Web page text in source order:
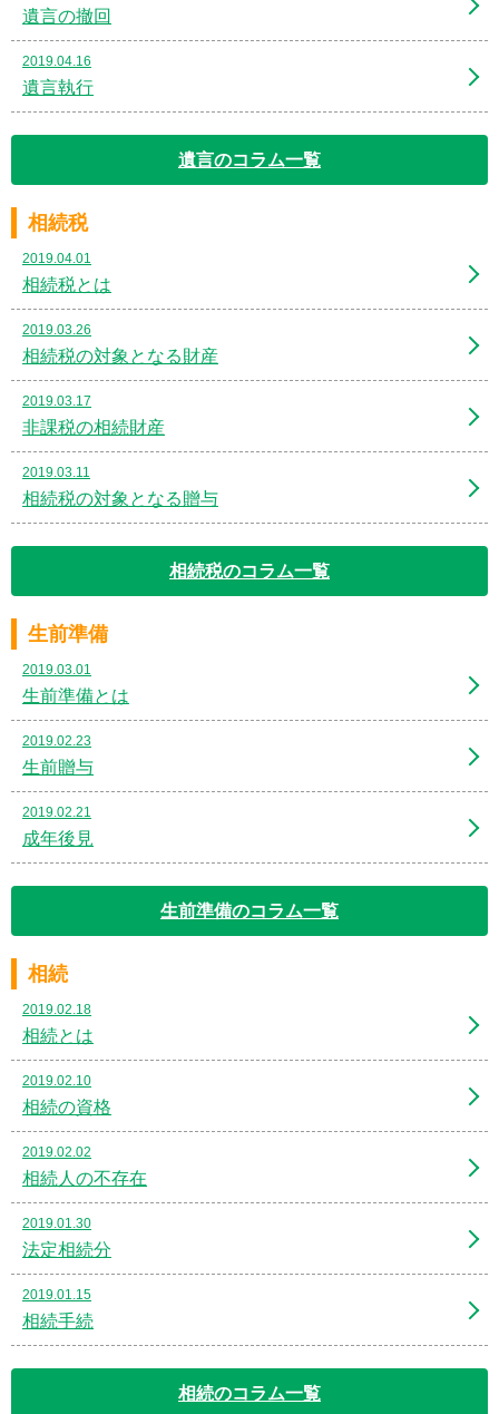
遺言の撤回
2019.04.16
遺言執行
遺言のコラム一覧
相続税
2019.04.01
相続税とは
2019.03.26
相続税の対象となる財産
2019.03.17
非課税の相続財産
2019.03.11
相続税の対象となる贈与
相続税のコラム一覧
生前準備
2019.03.01
生前準備とは
2019.02.23
生前贈与
2019.02.21
成年後見
生前準備のコラム一覧
相続
2019.02.18
相続とは
2019.02.10
相続の資格
2019.02.02
相続人の不存在
2019.01.30
法定相続分
2019.01.15
相続手続
相続のコラム一覧